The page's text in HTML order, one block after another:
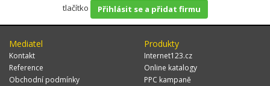
tlačítko
Přihlásit se a přidat firmu
Mediatel
Kontakt
Reference
Obchodní podmínky
Produkty
Internet123.cz
Online katalogy
PPC kampaně